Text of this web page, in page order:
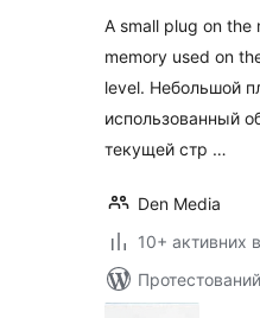
A small plug on the
memory used on
level. Небольшой
использованный
текущей стр …
Den Media
10+ активних